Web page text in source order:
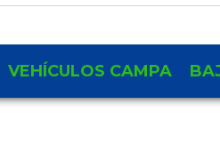
VEHÍCULOS CAMPA